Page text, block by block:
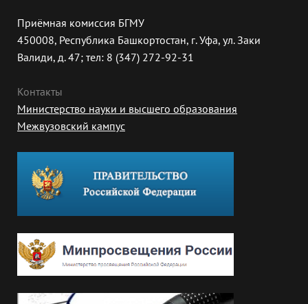
Приёмная комиссия БГМУ
450008, Республика Башкортостан, г. Уфа, ул. Заки
Валиди, д. 47; тел: 8 (347) 272-92-31
Контакты
Министерство науки и высшего образования
Межвузовский кампус